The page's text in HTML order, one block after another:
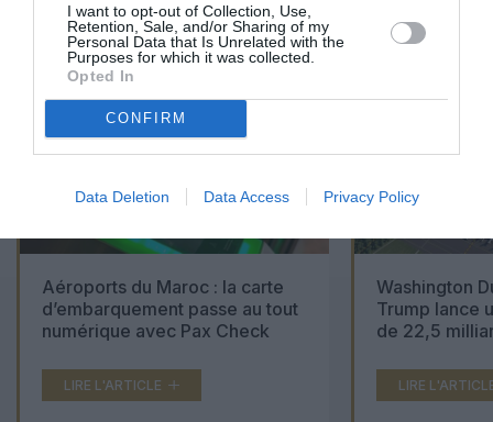
I want to opt-out of Collection, Use,
Retention, Sale, and/or Sharing of my
Personal Data that Is Unrelated with the
Purposes for which it was collected.
Opted In
CONFIRM
Data Deletion Data Access Privacy Policy
CONSULTÉS DU MOIS
Aéroports du Maroc : la carte
d’embarquement passe au tout
numérique avec Pax Check
LIRE L'ARTICLE
Washington
Trump lance
de 22,5
LIRE